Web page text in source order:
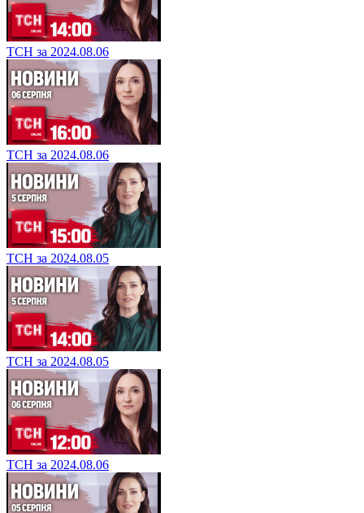
ТСН за 2024.08.06
ТСН за 2024.08.06
ТСН за 2024.08.05
ТСН за 2024.08.05
ТСН за 2024.08.06